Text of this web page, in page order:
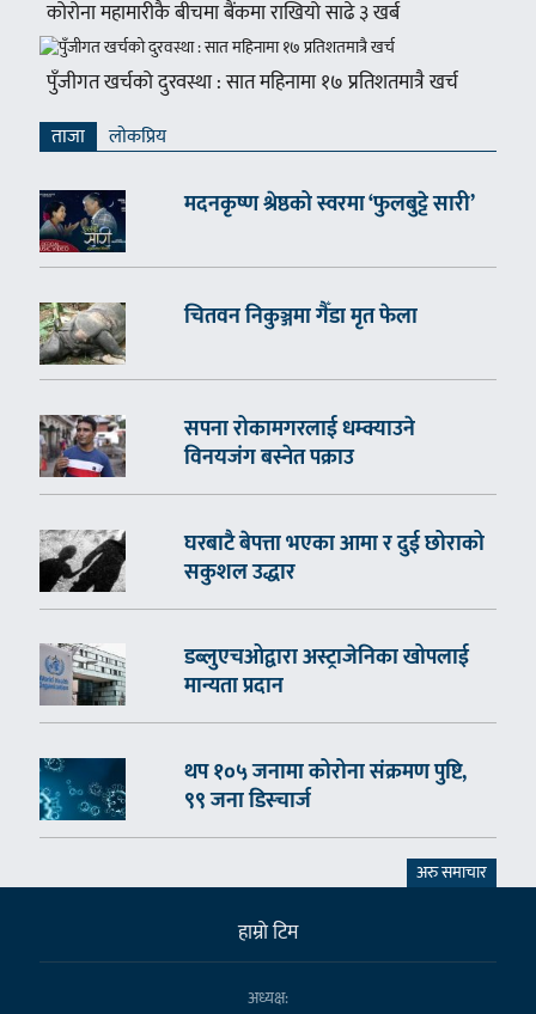
कोरोना महामारीकै बीचमा बैंकमा राखियो साढे ३ खर्ब
पुँजीगत खर्चको दुरवस्था : सात महिनामा १७ प्रतिशतमात्रै खर्च
ताजा लाेकप्रिय
मदनकृष्ण श्रेष्ठको स्वरमा ‘फुलबुट्टे सारी’
चितवन निकुञ्जमा गैँडा मृत फेला
सपना रोकामगरलाई धम्क्याउने
विनयजंग बस्नेत पक्राउ
घरबाटै बेपत्ता भएका आमा र दुई छोराको
सकुशल उद्धार
डब्लुएचओद्वारा अस्ट्राजेनिका खोपलाई
मान्यता प्रदान
थप १०५ जनामा कोरोना संक्रमण पुष्टि,
९९ जना डिस्चार्ज
अरु समाचार
हाम्राे टिम
अध्यक्ष: